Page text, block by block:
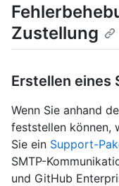
Zustellung
Erstellen eines
Wenn Sie anhand
feststellen können,
Sie ein Support-
SMTP-
und GitHub